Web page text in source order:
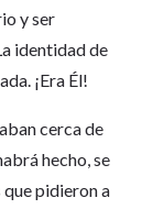
y ser
identidad de
¡Era Él!
cerca de
hecho, se
pidieron a